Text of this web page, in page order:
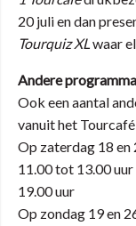
20 juli en dan
Tourquiz XLwaar
Andere
Ook een aantal
vanuit het
Op zaterdag 18 en
11.00 tot 13.00 uur
19.00 uur
Op zondag 19 en